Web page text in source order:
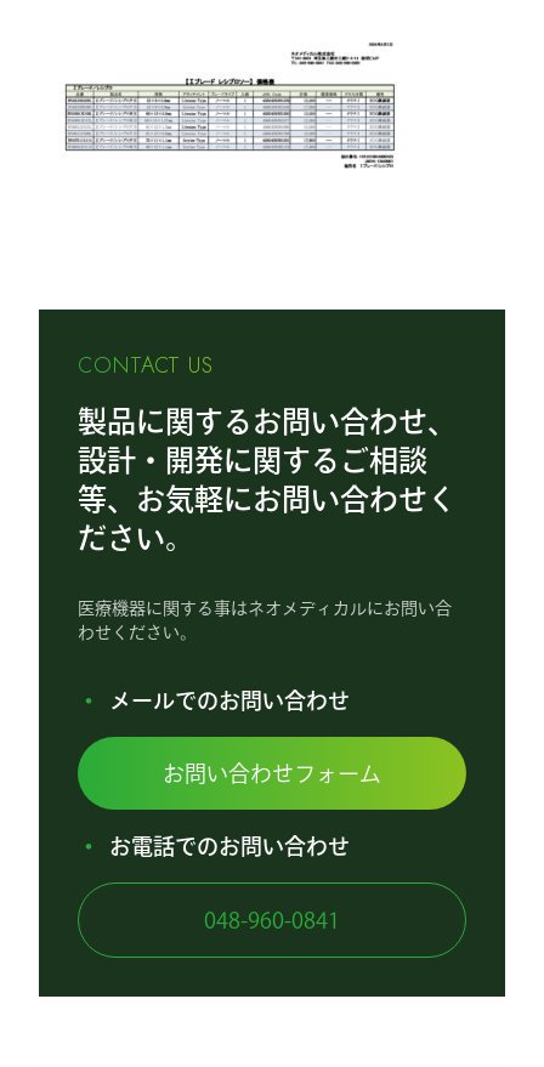
CONTACT US
製品に関するお問い合わせ、
設計・開発に関するご相談
等、お気軽にお問い合わせく
ださい。
医療機器に関する事はネオメディカルにお問い合
わせください。
メールでのお問い合わせ
お問い合わせフォーム
お電話でのお問い合わせ
048-960-0841